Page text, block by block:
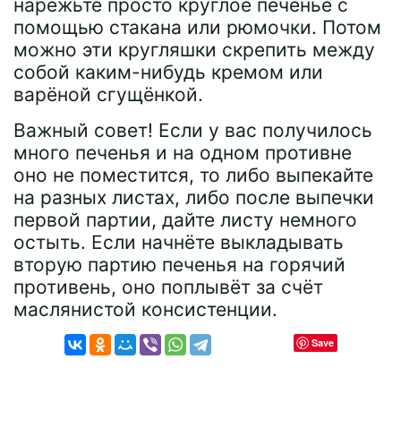
нарежьте просто круглое печенье с
помощью стакана или рюмочки. Потом
можно эти кругляшки скрепить между
собой каким-нибудь кремом или
варёной сгущёнкой.
Важный совет! Если у вас получилось
много печенья и на одном противне
оно не поместится, то либо выпекайте
на разных листах, либо после выпечки
первой партии, дайте листу немного
остыть. Если начнёте выкладывать
вторую партию печенья на горячий
противень, оно поплывёт за счёт
маслянистой консистенции.
Save